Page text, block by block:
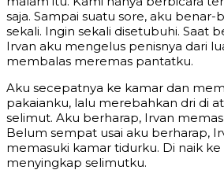
saja. Sampai suatu sore, aku benar-
sekali. Ingin sekali disetubuhi. Saat
Irvan aku mengelus penisnya dari
membalas meremas pantatku.
Aku secepatnya ke kamar dan
pakaianku, lalu merebahkan dri di
selimut. Aku berharap, Irvan
Belum sempat usai aku berharap,
memasuki kamar tidurku. Di naik
menyingkap selimutku.